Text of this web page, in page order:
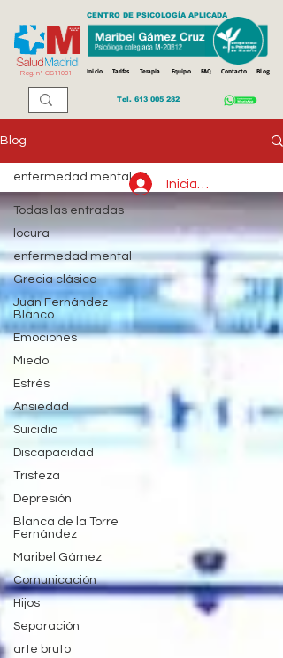
Reg. nº CS11031
CENTRO DE PSICOLOGÍA APLICADA
Inicio Tarifas Terapia Equipo FAQ Contacto Blog
Tel. 613 005 282
Blog
Todas las entradas
locura
enfermedad mental
Grecia clásica
Juan Fernández
Blanco
Emociones
Miedo
Estrés
Ansiedad
Suicidio
Discapacidad
Tristeza
Depresión
Blanca de la Torre
Fernández
Maribel Gámez
Comunicación
Hijos
Separación
arte bruto
enfermedad mental
Iniciar sesión